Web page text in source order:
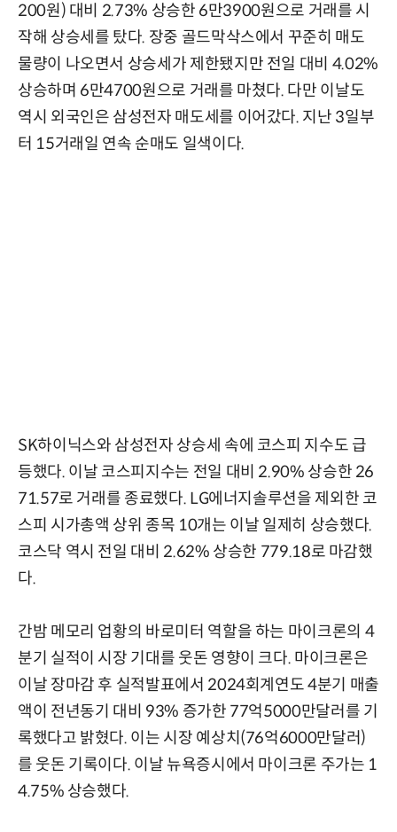
200원) 대비 2.73% 상승한 6만3900원으로 거래를 시
작해 상승세를 탔다. 장중 골드막삭스에서 꾸준히 매도
물량이 나오면서 상승세가 제한됐지만 전일 대비 4.02%
상승하며 6만4700원으로 거래를 마쳤다. 다만 이날도
역시 외국인은 삼성전자 매도세를 이어갔다. 지난 3일부
터 15거래일 연속 순매도 일색이다.
SK하이닉스와 삼성전자 상승세 속에 코스피 지수도 급
등했다. 이날 코스피지수는 전일 대비 2.90% 상승한 26
71.57로 거래를 종료했다. LG에너지솔루션을 제외한 코
스피 시가총액 상위 종목 10개는 이날 일제히 상승했다.
코스닥 역시 전일 대비 2.62% 상승한 779.18로 마감했
다.
간밤 메모리 업황의 바로미터 역할을 하는 마이크론의 4
분기 실적이 시장 기대를 웃돈 영향이 크다. 마이크론은
이날 장마감 후 실적발표에서 2024회계연도 4분기 매출
액이 전년동기 대비 93% 증가한 77억5000만달러를 기
록했다고 밝혔다. 이는 시장 예상치(76억6000만달러)
를 웃돈 기록이다. 이날 뉴욕증시에서 마이크론 주가는 1
4.75% 상승했다.